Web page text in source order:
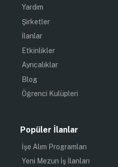
Yardım
Şirketler
İlanlar
Etkinlikler
Ayrıcalıklar
Blog
Öğrenci Kulüpleri
Popüler İlanlar
İşe Alım Programları
Yeni Mezun İş İlanları